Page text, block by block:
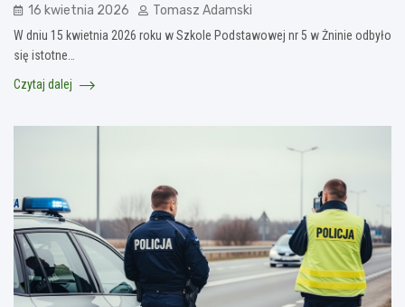
16 kwietnia 2026 Tomasz Adamski
W dniu 15 kwietnia 2026 roku w Szkole Podstawowej nr 5 w Żninie odbyło
się istotne…
Czytaj dalej